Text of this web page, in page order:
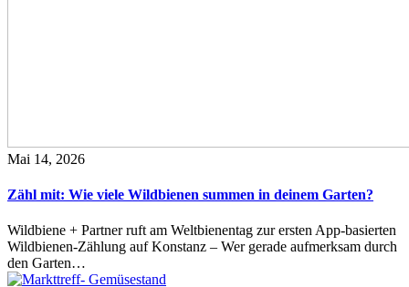
Mai 14, 2026
Zähl mit: Wie viele Wildbienen summen in deinem Garten?
Wildbiene + Partner ruft am Weltbienentag zur ersten App-basierten
Wildbienen-Zählung auf Konstanz – Wer gerade aufmerksam durch
den Garten…